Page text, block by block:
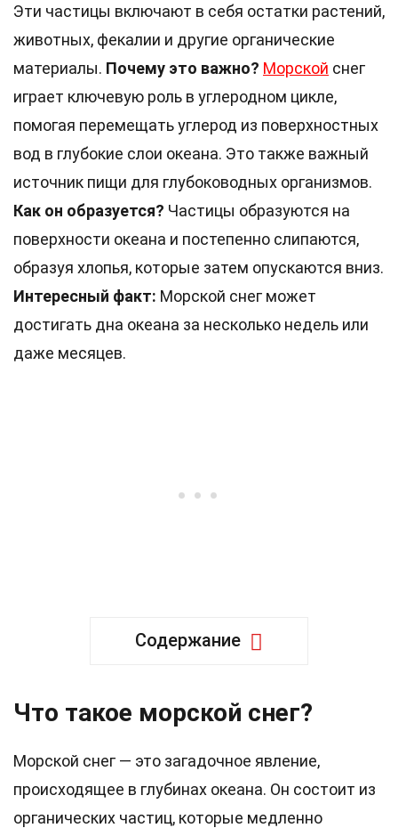
Эти частицы включают в себя остатки растений,
животных, фекалии и другие органические
материалы. Почему это важно? Морской снег
играет ключевую роль в углеродном цикле,
помогая перемещать углерод из поверхностных
вод в глубокие слои океана. Это также важный
источник пищи для глубоководных организмов.
Как он образуется? Частицы образуются на
поверхности океана и постепенно слипаются,
образуя хлопья, которые затем опускаются вниз.
Интересный факт: Морской снег может
достигать дна океана за несколько недель или
даже месяцев.
Содержание
Что такое морской снег?
Морской снег — это загадочное явление,
происходящее в глубинах океана. Он состоит из
органических частиц, которые медленно